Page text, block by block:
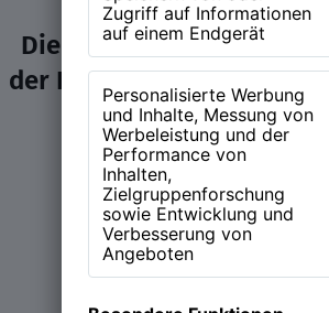
Die NEW WORK
der Diskussion über
ein Zuhause.
Learn more